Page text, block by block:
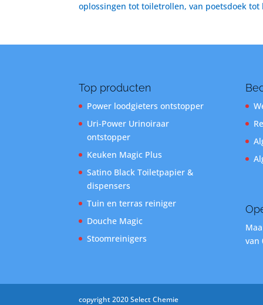
oplossingen tot toiletrollen, van poetsdoek
Top producten
Power loodgieters ontstopper
Uri-Power Urinoiraar
ontstopper
Keuken Magic Plus
Satino Black Toiletpapier &
dispensers
Tuin en terras reiniger
Douche Magic
Stoomreinigers
van
copyright 2020 Select Chemie